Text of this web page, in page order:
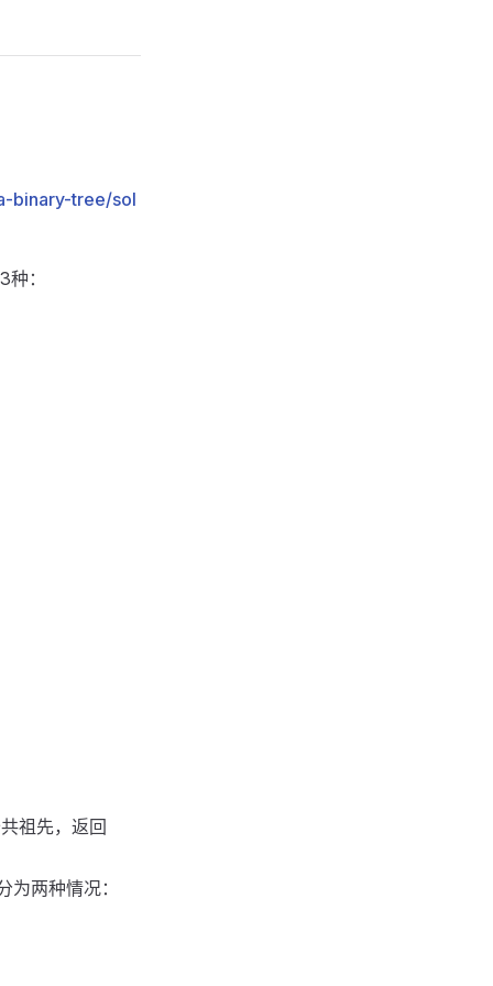
binary-tree/sol
：
祖先，返回
两种情况：